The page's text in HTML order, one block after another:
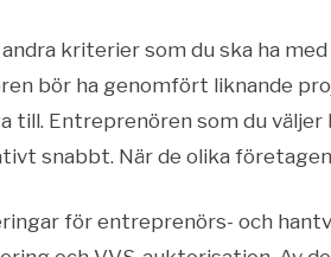
kriterier som du ska ha
bör ha genomfört liknande
till. Entreprenören som du
snabbt. När de olika
för entreprenörs- och